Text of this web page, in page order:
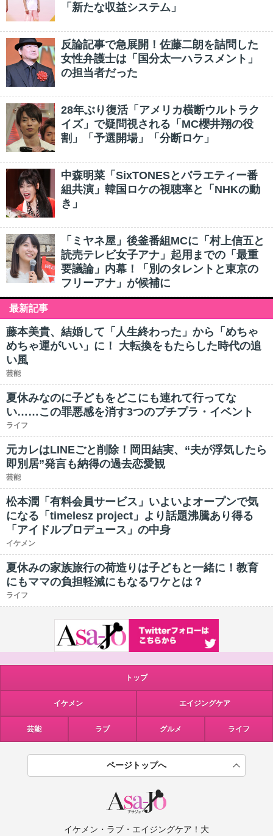
「新たな収益システム」
反論記事で急展開！佐藤二朗を詰問した
女性弁護士は「国分太一ハラスメント」
の担当者だった
28年ぶり復活「アメリカ横断ウルトラク
イズ」で疑問視される「MC櫻井翔の役
割」「予選開場」「分断ロケ」
中森明菜「SixTONESとバラエティー番
組共演」韓国ロケの視聴率と「NHKの動
き」
「ミヤネ屋」後釜番組MCに「村上信五と
読売テレビ女子アナ」起用までの「最重
要議論」内幕！「別のタレントと東京の
フリーアナ」が候補に
最新記事
藤本美貴、結婚して「人生終わった」から「めちゃ
めちゃ運がいい」に！ 大転換をもたらした時代の追
い風
芸能
夏休みなのに子どもをどこにも連れて行ってな
い……この罪悪感を消す3つのプチプラ・イベント
ライフ
元カレはLINEごと削除！岡田結実、“夫が浮気したら
即別居”発言も納得の過去恋愛観
芸能
松本潤「有料会員サービス」いよいよオープンで気
になる「timelesz project」より話題沸騰あり得る
「アイドルプロデュース」の中身
イケメン
夏休みの家族旅行の荷造りは子どもと一緒に！教育
にもママの負担軽減にもなるワケとは？
ライフ
トップ
イケメン エイジングケア
芸能 ラブ グルメ ライフ
ページトップへ
イケメン・ラブ・エイジングケア！大